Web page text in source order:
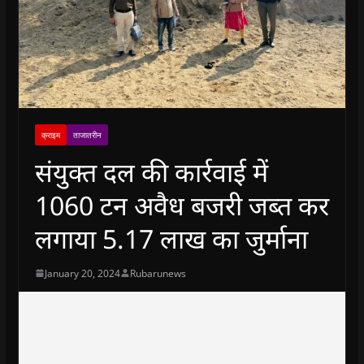
क्राइम ताजातरीन
संयुक्त दल की कार्रवाई में
1060 टन अवैध बजरी जब्त कर
लगाया 5.17 लाख का जुर्माना
January 20, 2024 Rubarunews